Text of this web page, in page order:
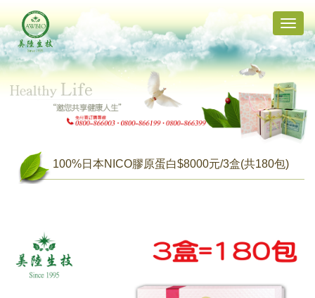
Toggle
100%日本NICO膠原蛋白$8000元/3盒(共180包)